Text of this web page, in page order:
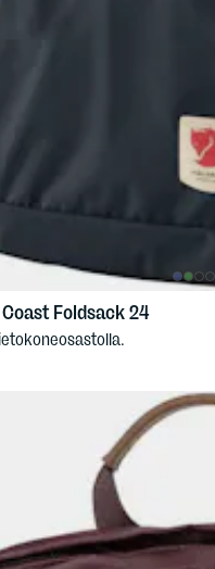
Foldsack 24